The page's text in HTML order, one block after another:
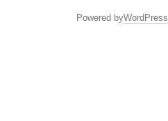
Powered byWordPress